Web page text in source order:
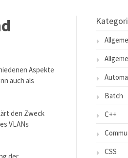
Aspekte
auch als
den Zweck
VLANs
Batch
C++
CSS